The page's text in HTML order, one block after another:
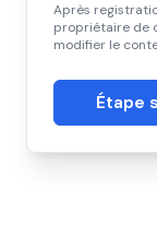
Après
propriétaire de
modifier le
Étape